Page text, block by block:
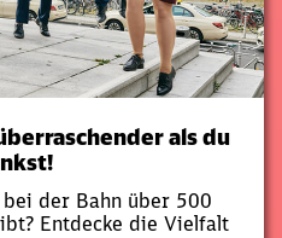
als du
bei der Bahn über 500
Entdecke die Vielfalt